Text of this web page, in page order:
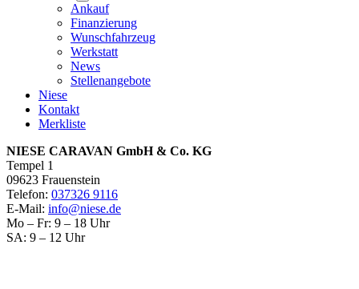
Ankauf
Finanzierung
Wunschfahrzeug
Werkstatt
News
Stellenangebote
Niese
Kontakt
Merkliste
NIESE CARAVAN GmbH & Co. KG
Tempel 1
09623 Frauenstein
Telefon: 037326 9116
E-Mail: info@niese.de
Mo – Fr: 9 – 18 Uhr
SA: 9 – 12 Uhr